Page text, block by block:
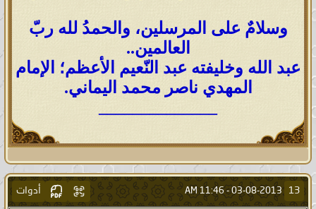
وسلامٌ على المرسلين، والحمدُ لله ربّ
العالمين..
عبد الله وخليفته عبد النّعيم الأعظم؛ الإمام
المهدي ناصر محمد اليماني.
13
03-08-2013 -
11:46 AM أدوات